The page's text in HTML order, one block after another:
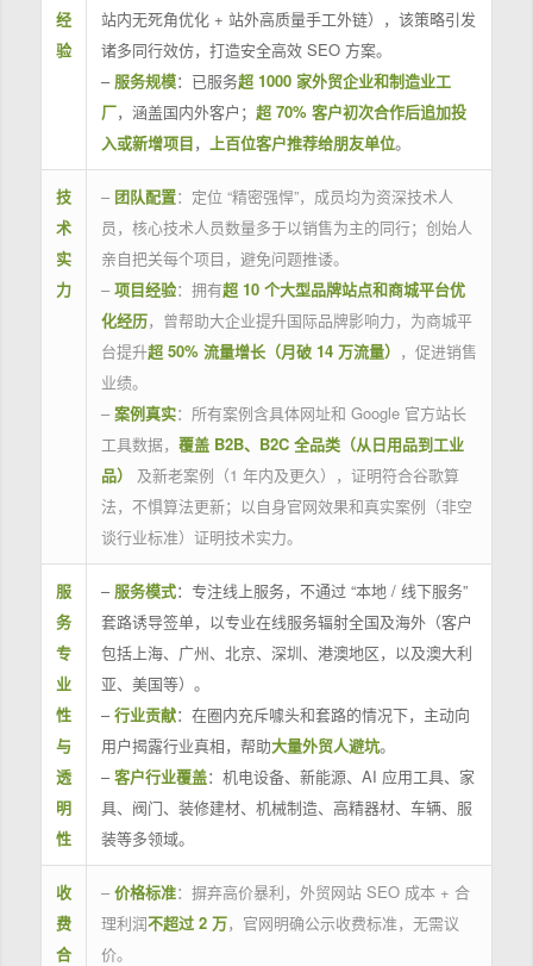
经
验
站内无死角优化 + 站外高质量手工外链），该策略引发
诸多同行效仿，打造安全高效 SEO 方案。
– 服务规模：已服务超 1000 家外贸企业和制造业工
厂，涵盖国内外客户； 超 70% 客户初次合作后追加投
入或新增项目， 上百位客户推荐给朋友单位。
技
术
实
力
– 团队配置：定位 “精密强悍”，成员均为资深技术人
员，核心技术人员数量多于以销售为主的同行；创始人
亲自把关每个项目，避免问题推诿。
– 项目经验：拥有超 10 个大型品牌站点和商城平台优
化经历，曾帮助大企业提升国际品牌影响力，为商城平
台提升超 50% 流量增长（月破 14 万流量） ，促进销售
业绩。
– 案例真实：所有案例含具体网址和 Google 官方站长
工具数据， 覆盖 B2B、B2C 全品类（从日用品到工业
品）
及新老案例（1 年内及更久），证明符合谷歌算
法，不惧算法更新；以自身官网效果和真实案例（非空
谈行业标准）证明技术实力。
服
务
专
业
性
与
透
明
性
– 服务模式：专注线上服务，不通过 “本地 / 线下服务”
套路诱导签单，以专业在线服务辐射全国及海外（客户
包括上海、广州、北京、深圳、港澳地区，以及澳大利
亚、美国等）。
–行业贡献：在圈内充斥噱头和套路的情况下，主动向
用户揭露行业真相，帮助大量外贸人避坑。
–客户行业覆盖：机电设备、新能源、AI 应用工具、家
具、阀门、装修建材、机械制造、高精器材、车辆、服
装等多领域。
收
费
合
– 价格标准：摒弃高价暴利，外贸网站 SEO 成本 + 合
理利润不超过 2 万，官网明确公示收费标准，无需议
价。